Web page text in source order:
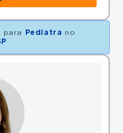
para Pediatra no